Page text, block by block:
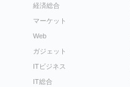
経済総合
マーケット
Web
ガジェット
ITビジネス
IT総合